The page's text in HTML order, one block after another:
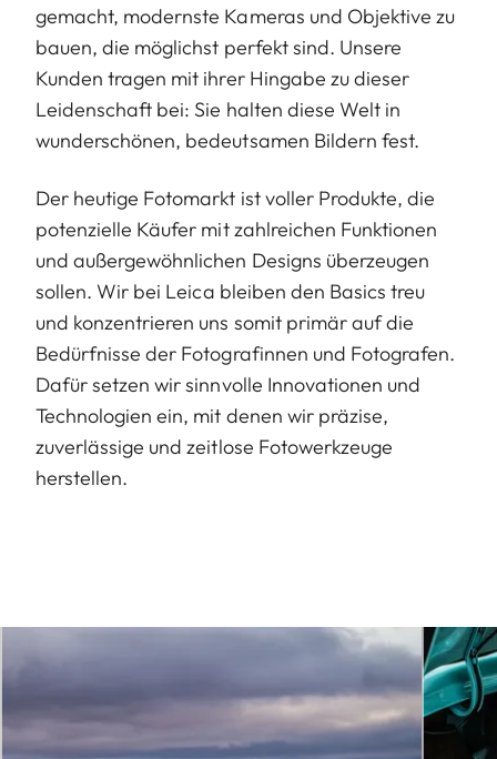
gemacht, modernste Kameras und Objektive zu
bauen, die möglichst perfekt sind. Unsere
Kunden tragen mit ihrer Hingabe zu dieser
Leidenschaft bei: Sie halten diese Welt in
wunderschönen, bedeutsamen Bildern fest.
Der heutige Fotomarkt ist voller Produkte, die
potenzielle Käufer mit zahlreichen Funktionen
und außergewöhnlichen Designs überzeugen
sollen. Wir bei Leica bleiben den Basics treu
und konzentrieren uns somit primär auf die
Bedürfnisse der Fotografinnen und Fotografen.
Dafür setzen wir sinnvolle Innovationen und
Technologien ein, mit denen wir präzise,
zuverlässige und zeitlose Fotowerkzeuge
herstellen.